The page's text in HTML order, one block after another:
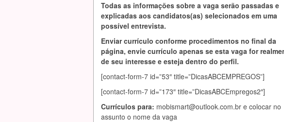
Todas as informações sobre a vaga serão passadas e
explicadas aos candidatos(as) selecionados em uma
possível entrevista.
Enviar currículo conforme procedimentos no final da
página, envie currículo apenas se esta vaga for
de seu interesse e esteja dentro do perfil.
[contact-form-7 id=”53″ title=”DicasABCEMPREGOS”]
[contact-form-7 id=”173″ title=”DicasABCEmpregos2″]
Currículos para: mobismart@outlook.com.br e colocar no
assunto o nome da vaga